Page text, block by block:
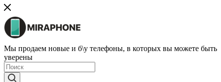
Мы продаем новые и б\у телефоны, в которых вы можете быть
уверены